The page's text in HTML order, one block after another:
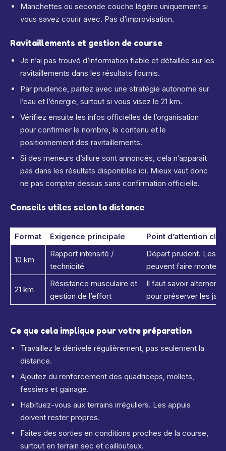
Manchettes ou seconde couche légère uniquement si
vous savez courir avec. Pas d’improvisation.
Ravitaillements et gestion de course
Je n’ai pas trouvé d’information fiable et détaillée sur les
ravitaillements dans les résultats fournis.
Par prudence, partez avec une stratégie autonome sur
l’eau et l’énergie, surtout si vous visez le 21 km.
Vérifiez ensuite les infos officielles de l’organisation
pour confirmer le nombre, le contenu et le
positionnement des ravitaillements.
Si des meneurs d’allure sont annoncés, cela n’apparaît
pas dans les résultats disponibles ici. Mieux vaut donc
ne pas compter dessus sans confirmation officielle.
Conseils utiles selon la distance
Format Exigence principale Point d’attention clé
10 km
Rapport intensité /
technicité
Départ prudent. Les
peuvent faire monter
21 km
Résistance musculaire et
gestion de l’effort
Il faut savoir alterner
pour préserver les
Ce que cela implique pour votre préparation
Travaillez le dénivelé régulièrement, pas seulement la
distance.
Ajoutez du renforcement des quadriceps, mollets,
fessiers et gainage.
Habituez-vous aux terrains irréguliers. Les appuis
doivent rester propres.
Faites des sorties en conditions proches de la course,
surtout en terrain sec et caillouteux.